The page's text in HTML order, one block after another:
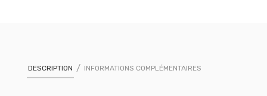
DESCRIPTION INFORMATIONS COMPLÉMENTAIRES